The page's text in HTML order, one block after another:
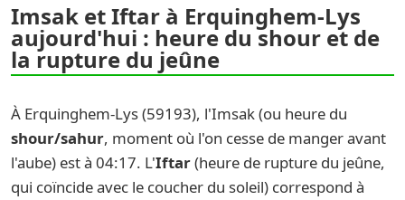
Imsak et Iftar à Erquinghem-Lys
aujourd'hui : heure du shour et de
la rupture du jeûne
À Erquinghem-Lys (59193), l'Imsak (ou heure du
shour/sahur, moment où l'on cesse de manger avant
l'aube) est à 04:17. L'Iftar(heure de rupture du jeûne,
qui coïncide avec le coucher du soleil) correspond à